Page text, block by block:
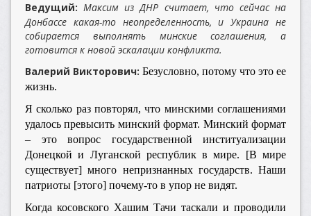
Ведущий: Максим из ДНР считает, что сейчас на
Донбассе какая-то неопределенность, и Украина не
собирается выполнять минские соглашения, а
готовится к новой эскалации конфликта.
Валерий Викторович: Безусловно, потому что это ее
жизнь.
Я сколько раз повторял, что минскими соглашениями
удалось превысить минский формат. Минский формат
– это вопрос государственной институализации
Донецкой и Луганской республик в мире. [В мире
существует] много непризнанных государств. Наши
патриоты [этого] почему-то в упор не видят.
Когда косовского Хашим Тачи таскали и проводили